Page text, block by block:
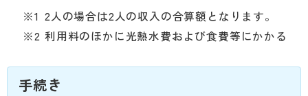
※1 2人の場合は2人の収入の合算額となります。
※2 利用料のほかに光熱水費および食費等にかかる経
手続き